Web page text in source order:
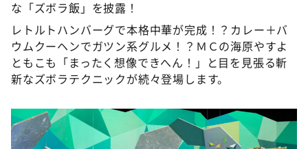
な「ズボラ飯」を披露！
レトルトハンバーグで本格中華が完成！？カレー＋バ
ウムクーヘンでガツン系グルメ！？ＭＣの海原やすよ
ともこも「まったく想像できへん！」と目を見張る斬
新なズボラテクニックが続々登場します。